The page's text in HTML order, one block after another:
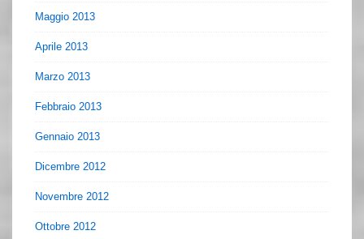
Maggio 2013
Aprile 2013
Marzo 2013
Febbraio 2013
Gennaio 2013
Dicembre 2012
Novembre 2012
Ottobre 2012